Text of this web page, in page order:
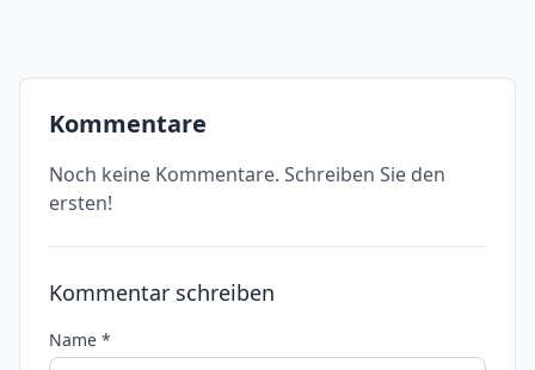
Kommentare
Noch keine Kommentare. Schreiben Sie den
ersten!
Kommentar schreiben
Name *